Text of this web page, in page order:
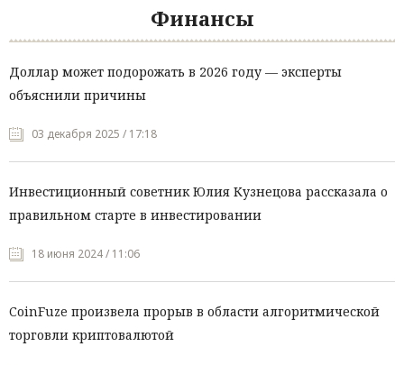
Финансы
Доллар может подорожать в 2026 году — эксперты
объяснили причины
03 декабря 2025 / 17:18
Инвестиционный советник Юлия Кузнецова рассказала о
правильном старте в инвестировании
18 июня 2024 / 11:06
CoinFuze произвела прорыв в области алгоритмической
торговли криптовалютой